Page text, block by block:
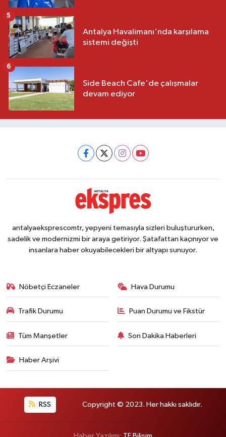
Antalya Havalimanı'nda karşılama
sistemi değişti
5
Side Beach Cafe'de çalışmalar
devam ediyor
6
antalyaeksprescomtr, yepyeni temasıyla sizleri buluştururken,
sadelik ve modernizmi bir araya getiriyor. Şatafattan kaçınıyor ve
insanlara haber okuyabilecekleri bir altyapı sunuyor.
Nöbetçi Eczaneler Hava Durumu
Trafik Durumu Puan Durumu ve Fikstür
Tüm Manşetler Son Dakika Haberleri
Haber Arşivi
RSS Copyright © 2023. Her hakkı saklıdır.